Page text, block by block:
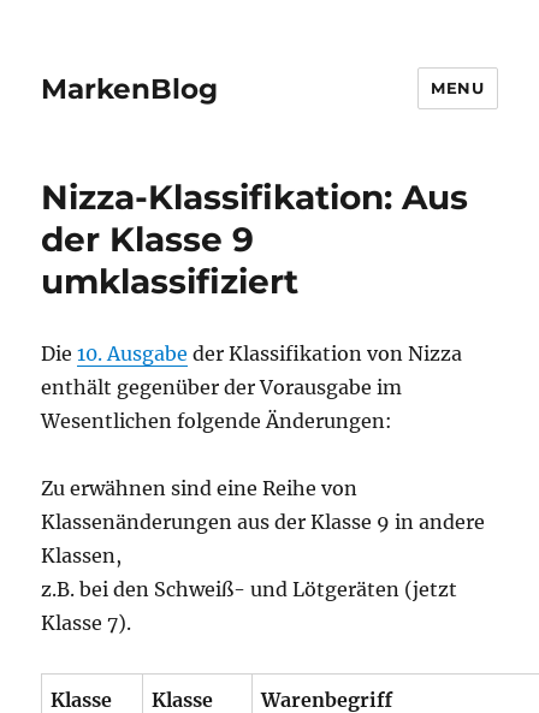
MarkenBlog MENU
Nizza-Klassifikation: Aus
der Klasse 9
umklassifiziert
Die10. Ausgabe der Klassifikation von Nizza
enthält gegenüber der Vorausgabe im
Wesentlichen folgende Änderungen:
Zu erwähnen sind eine Reihe von
Klassenänderungen aus der Klasse 9 in andere
Klassen,
z.B. bei den Schweiß- und Lötgeräten (jetzt
Klasse 7).
Klasse
Klasse
Warenbegriff